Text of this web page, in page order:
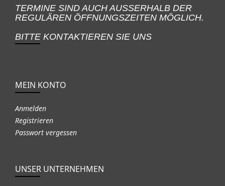
TERMINE SIND AUCH AUSSERHALB DER
REGULÄREN ÖFFNUNGSZEITEN MÖGLICH.
BITTE KONTAKTIEREN SIE UNS
MEIN KONTO
Anmelden
Registrieren
Passwort vergessen
UNSER UNTERNEHMEN